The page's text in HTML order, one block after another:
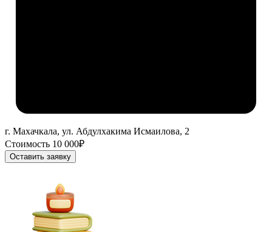
г. Махачкала, ул. Абдулхакима Исмаилова, 2
Стоимость 10 000₽
Оставить заявку